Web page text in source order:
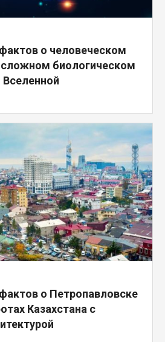
о человеческом
биологическом
о Петропавловске
Казахстана с